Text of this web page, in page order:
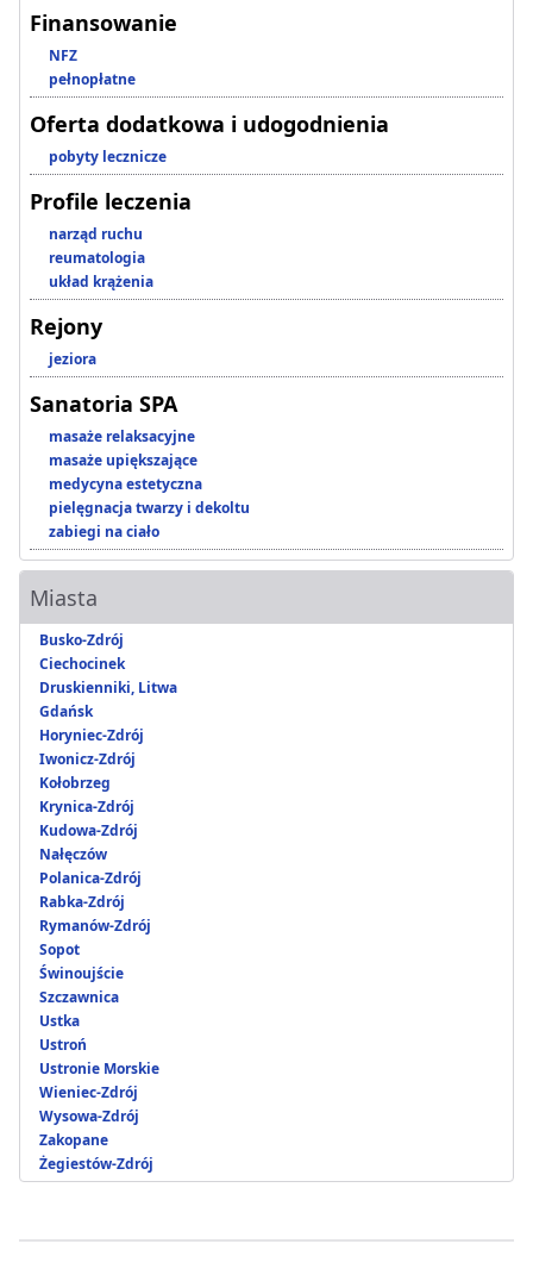
Finansowanie
NFZ
pełnopłatne
Oferta dodatkowa i udogodnienia
pobyty lecznicze
Profile leczenia
narząd ruchu
reumatologia
układ krążenia
Rejony
jeziora
Sanatoria SPA
masaże relaksacyjne
masaże upiększające
medycyna estetyczna
pielęgnacja twarzy i dekoltu
zabiegi na ciało
Miasta
Busko-Zdrój
Ciechocinek
Druskienniki, Litwa
Gdańsk
Horyniec-Zdrój
Iwonicz-Zdrój
Kołobrzeg
Krynica-Zdrój
Kudowa-Zdrój
Nałęczów
Polanica-Zdrój
Rabka-Zdrój
Rymanów-Zdrój
Sopot
Świnoujście
Szczawnica
Ustka
Ustroń
Ustronie Morskie
Wieniec-Zdrój
Wysowa-Zdrój
Zakopane
Żegiestów-Zdrój